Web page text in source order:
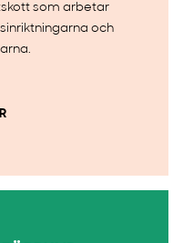
som arbetar
och